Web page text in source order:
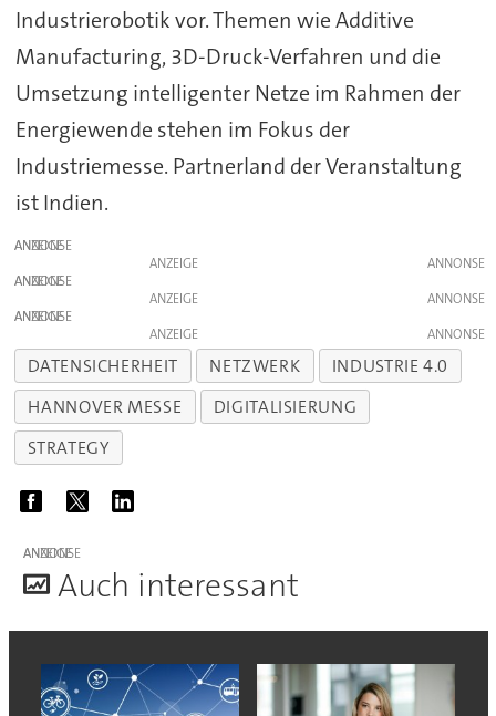
Industrierobotik vor. Themen wie Additive
Manufacturing, 3D-Druck-Verfahren und die
Umsetzung intelligenter Netze im Rahmen der
Energiewende stehen im Fokus der
Industriemesse. Partnerland der Veranstaltung
ist Indien.
ANZEIGE
ANZEIGE
ANZEIGE
ANZEIGE
ANZEIGE
ANZEIGE
DATENSICHERHEIT NETZWERK
INDUSTRIE 4.0
HANNOVER MESSE
DIGITALISIERUNG
STRATEGY
ANZEIGE
Auch interessant